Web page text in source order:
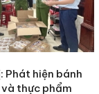
Phát hiện bánh
thực phẩm